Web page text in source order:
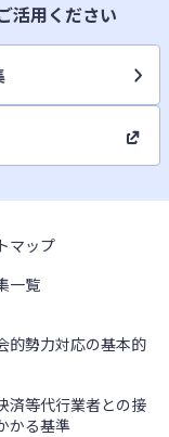
活用ください
マップ
一覧
的勢力対応の基本的
済等代行業者との接
かる基準